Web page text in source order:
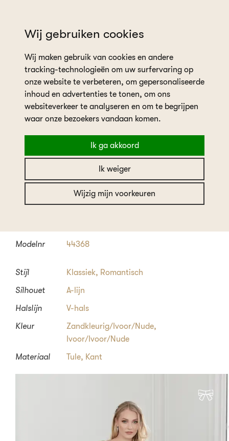
Wij gebruiken cookies
Wij maken gebruik van cookies en andere
tracking-technologieën om uw surfervaring op
onze website te verbeteren, om gepersonaliseerde
inhoud en advertenties te tonen, om ons
websiteverkeer te analyseren en om te begrijpen
waar onze bezoekers vandaan komen.
Ik ga akkoord
Ik weiger
Wijzig mijn voorkeuren
collectie Sincerity
Modelnr
44368
Stijl Klassiek, Romantisch
Silhouet
A-lijn
Halslijn
V-hals
Kleur
Zandkleurig/Ivoor/Nude,
Ivoor/Ivoor/Nude
Materiaal
Tule, Kant